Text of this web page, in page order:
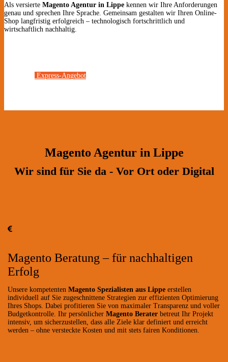
Als versierte Magento Agentur in Lippe kennen wir Ihre Anforderungen
genau und sprechen Ihre Sprache. Gemeinsam gestalten wir Ihren Online-
Shop langfristig erfolgreich – technologisch fortschrittlich und
wirtschaftlich nachhaltig.
Express-Angebot
Magento Agentur in Lippe
Wir sind für Sie da - Vor Ort oder Digital
Magento Beratung – für nachhaltigen
Erfolg
Unsere kompetenten Magento Spezialisten aus Lippe erstellen
individuell auf Sie zugeschnittene Strategien zur effizienten Optimierung
Ihres Shops. Dabei profitieren Sie von maximaler Transparenz und voller
Budgetkontrolle. Ihr persönlicher Magento Berater betreut Ihr Projekt
intensiv, um sicherzustellen, dass alle Ziele klar definiert und erreicht
werden – ohne versteckte Kosten und mit stets fairen Konditionen.